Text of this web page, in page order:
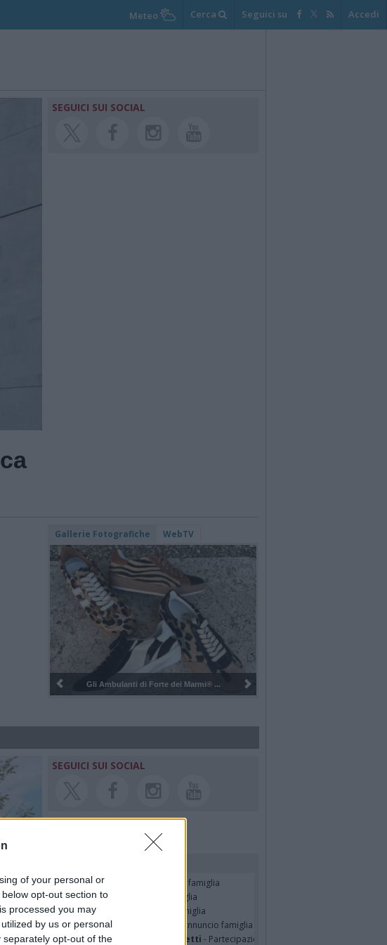
of your personal or
opt-out section to
processed you may
by us or personal
opt-out of the
Meteo Cerca Seguici su Accedi
SEGUICI SUI SOCIAL
Gallerie Fotografiche WebTV
di Forte dei Marmi® ... Pulizia del bosco del Rugareto a ...
SEGUICI SUI SOCIAL
Alessando Colombo
- Annuncio famiglia
Giuseppe Fava
- Annuncio famiglia
PIETRO MALERBA
- Annuncio famiglia
Ginette Pedotti ved. Urbini
- Annuncio famiglia
Gianfranco Schieroni Giacometti - Partecipazione